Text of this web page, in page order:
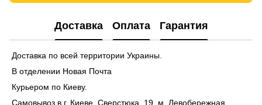
Доставка Оплата Гарантия
Доставка по всей территории Украины.
В отделении Новая Почта
Курьером по Киеву.
Самовывоз в г. Киеве. Сверстюка, 19, м. Левобережная